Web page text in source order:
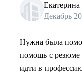
Екатерина
Декабрь
Нужна была
помощь с резюме
идти в